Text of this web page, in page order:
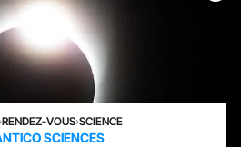
›RENDEZ-VOUS›SCIENCE
SCIENCES